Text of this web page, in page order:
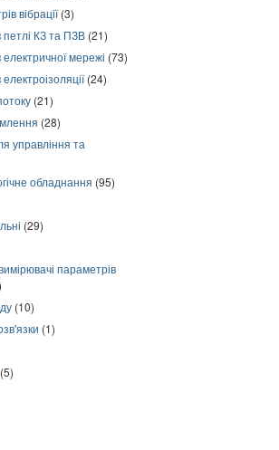
вібрації(3)
петлі КЗ та ПЗВ (21)
мережі (73)
(24)
(21)
(28)
управління та
обладнання (95)
(29)
параметрів
(10)
(1)
(5)